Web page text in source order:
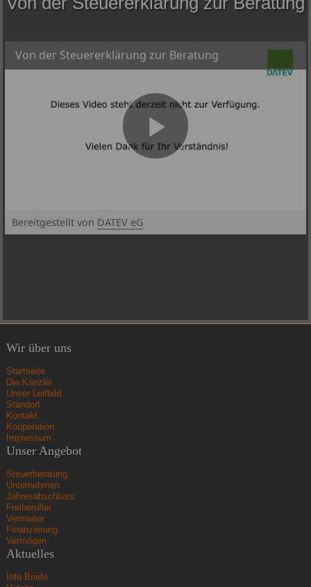
Von der Steuererklärung zur Beratung
Bereitgestellt von DATEV eG
Wir über uns
Startseite
Die Kanzlei
Unser Leitbild
Standort
Kontakt
Kooperation
Impressum
Unser Angebot
Steuerberatung
Unternehmen
Jahresabschluss
Freiberufler
Vermieter
Finanzierung
Vermögen
Aktuelles
Info Briefe